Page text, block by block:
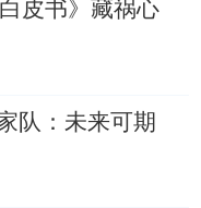
皮书》藏祸心
队：未来可期